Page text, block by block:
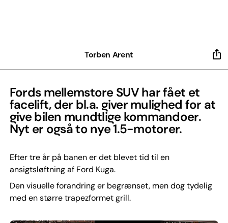
Torben Arent
Fords mellemstore SUV har fået et
facelift, der bl.a. giver mulighed for at
give bilen mundtlige kommandoer.
Nyt er også to nye 1.5-motorer.
Efter tre år på banen er det blevet tid til en
ansigtsløftning af Ford Kuga.
Den visuelle forandring er begrænset, men dog tydelig
med en større trapezformet grill.